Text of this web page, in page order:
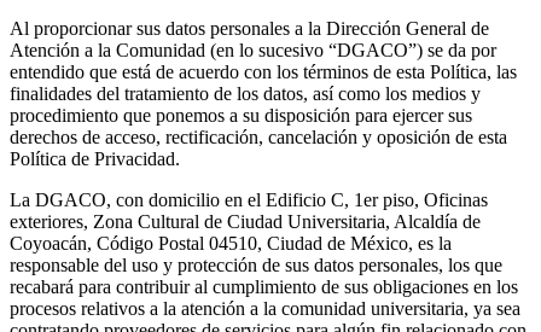
Al proporcionar sus datos personales a la Dirección General de
Atención a la Comunidad (en lo sucesivo “DGACO”) se da por
entendido que está de acuerdo con los términos de esta Política, las
finalidades del tratamiento de los datos, así como los medios y
procedimiento que ponemos a su disposición para ejercer sus
derechos de acceso, rectificación, cancelación y oposición de esta
Política de Privacidad.
La DGACO, con domicilio en el Edificio C, 1er piso, Oficinas
exteriores, Zona Cultural de Ciudad Universitaria, Alcaldía de
Coyoacán, Código Postal 04510, Ciudad de México, es la
responsable del uso y protección de sus datos personales, los que
recabará para contribuir al cumplimiento de sus obligaciones en los
procesos relativos a la atención a la comunidad universitaria, ya sea